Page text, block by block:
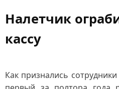
Налетчик
кассу
Как признались